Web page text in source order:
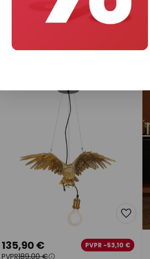
mesa
135,90 € PVPR -53,10 €
PVPR189,00 €